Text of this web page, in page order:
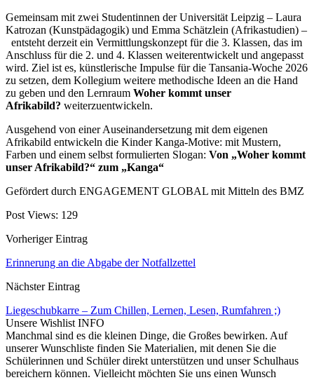
Gemeinsam mit zwei Studentinnen der Universität Leipzig – Laura
Katrozan (Kunstpädagogik) und Emma Schätzlein (Afrikastudien) –
entsteht derzeit ein Vermittlungskonzept für die 3. Klassen, das im
Anschluss für die 2. und 4. Klassen weiterentwickelt und angepasst
wird. Ziel ist es, künstlerische Impulse für die Tansania-Woche 2026
zu setzen, dem Kollegium weitere methodische Ideen an die Hand
zu geben und den Lernraum Woher kommt unser
Afrikabild? weiterzuentwickeln.
Ausgehend von einer Auseinandersetzung mit dem eigenen
Afrikabild entwickeln die Kinder Kanga-Motive: mit Mustern,
Farben und einem selbst formulierten Slogan: Von „Woher kommt
unser Afrikabild?“ zum „Kanga“
Gefördert durch ENGAGEMENT GLOBAL mit Mitteln des BMZ
Post Views: 129
Vorheriger Eintrag
Erinnerung an die Abgabe der Notfallzettel
Nächster Eintrag
Liegeschubkarre – Zum Chillen, Lernen, Lesen, Rumfahren ;)
Unsere Wishlist INFO
Manchmal sind es die kleinen Dinge, die Großes bewirken. Auf
unserer Wunschliste finden Sie Materialien, mit denen Sie die
Schülerinnen und Schüler direkt unterstützen und unser Schulhaus
bereichern können. Vielleicht möchten Sie uns einen Wunsch